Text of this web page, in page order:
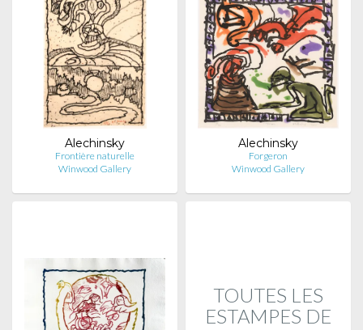
Alechinsky
Frontière naturelle
Winwood Gallery
Alechinsky
Forgeron
Winwood Gallery
TOUTES LES
ESTAMPES DE